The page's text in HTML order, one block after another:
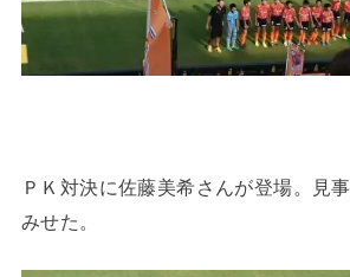
ＰＫ対決に佐藤美希さんが登場。見
みせた。